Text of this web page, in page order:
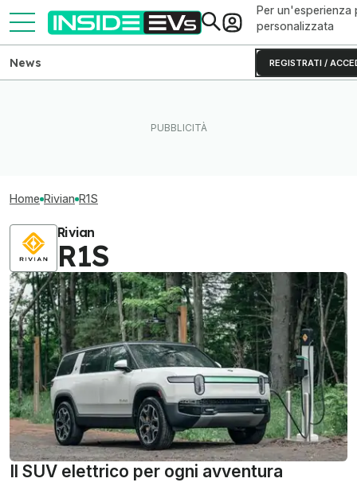
Per un'esperienza
personalizzata
REGISTRATI /
News
Home Rivian R1S
Rivian
R1S
Il SUV elettrico per ogni avventura